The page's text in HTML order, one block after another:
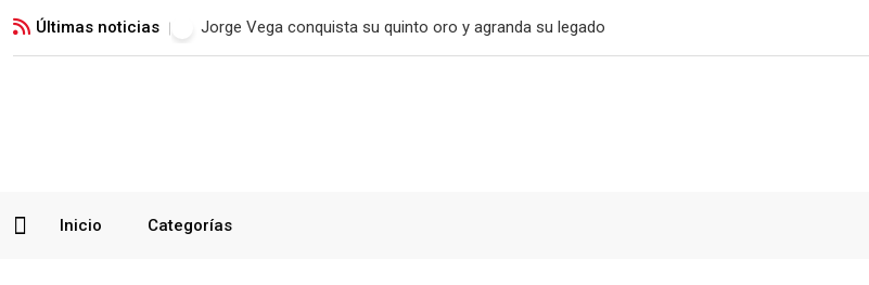
Últimas noticias Jorge Vega conquista su quinto oro y agranda su legado
Inicio Categorías